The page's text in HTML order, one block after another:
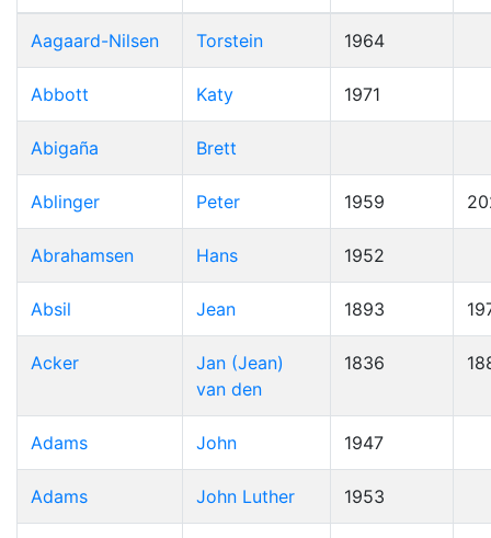
Aagaard-Nilsen Torstein 1964
Abbott Katy 1971
Abigaña Brett
Ablinger Peter 1959
Abrahamsen Hans 1952
Absil Jean 1893
Acker
Jan (Jean)
van den
1836
Adams John 1947
Adams John Luther 1953